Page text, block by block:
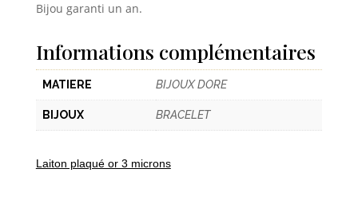
Bijou garanti un an.
Informations complémentaires
MATIERE BIJOUX DORE
BIJOUX BRACELET
Laiton plaqué or 3 microns